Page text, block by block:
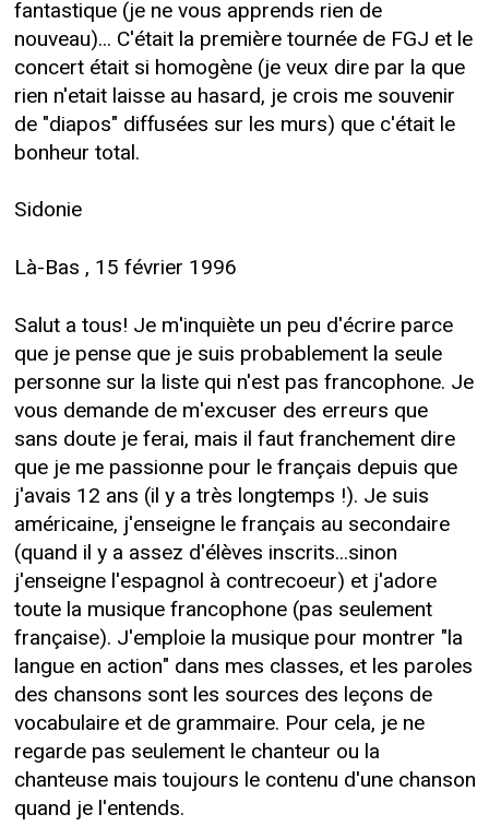
fantastique (je ne vous apprends rien de
nouveau)... C'était la première tournée de FGJ et le
concert était si homogène (je veux dire par la que
rien n'etait laisse au hasard, je crois me souvenir
de "diapos" diffusées sur les murs) que c'était le
bonheur total.
Sidonie
Là-Bas , 15 février 1996
Salut a tous! Je m'inquiète un peu d'écrire parce
que je pense que je suis probablement la seule
personne sur la liste qui n'est pas francophone. Je
vous demande de m'excuser des erreurs que
sans doute je ferai, mais il faut franchement dire
que je me passionne pour le français depuis que
j'avais 12 ans (il y a très longtemps !). Je suis
américaine, j'enseigne le français au secondaire
(quand il y a assez d'élèves inscrits...sinon
j'enseigne l'espagnol à contrecoeur) et j'adore
toute la musique francophone (pas seulement
française). J'emploie la musique pour montrer "la
langue en action" dans mes classes, et les paroles
des chansons sont les sources des leçons de
vocabulaire et de grammaire. Pour cela, je ne
regarde pas seulement le chanteur ou la
chanteuse mais toujours le contenu d'une chanson
quand je l'entends.